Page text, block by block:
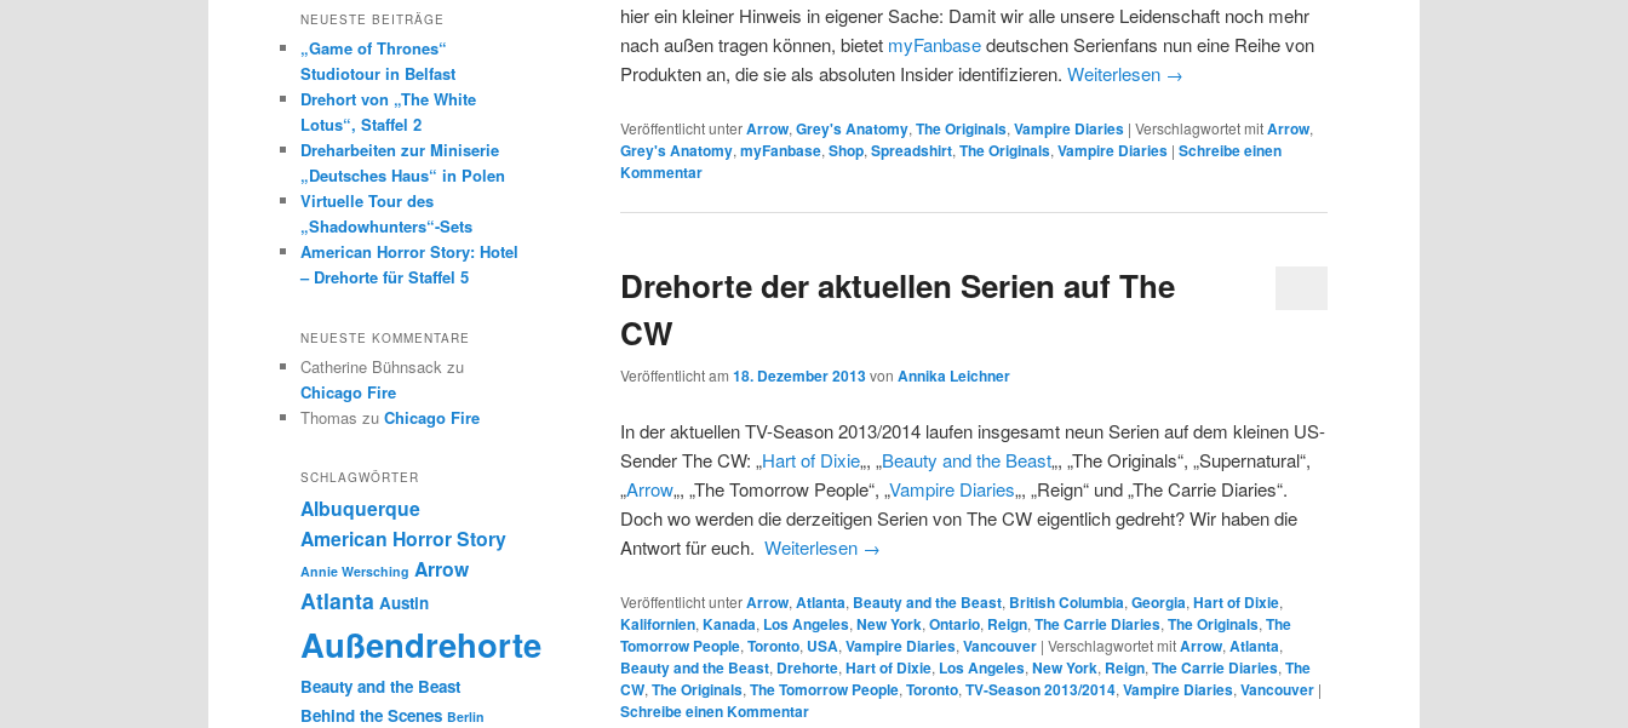
hier ein kleiner Hinweis in eigener Sache: Damit wir alle unsere Leidenschaft noch mehr
nach außen tragen können, bietet myFanbasedeutschen Serienfans nun eine Reihe von
Produkten an, die sie als absoluten Insider identifizieren. Weiterlesen →
Veröffentlicht unterArrow, Grey's Anatomy, The Originals, Vampire Diaries | Verschlagwortet mitArrow,
Grey's Anatomy, myFanbase, Shop, Spreadshirt, The Originals, Vampire Diaries | Schreibe einen
Kommentar
Drehorte der aktuellen Serien auf The
CW
Veröffentlicht am 18. Dezember 2013von Annika Leichner
In der aktuellen TV-Season 2013/2014 laufen insgesamt neun Serien auf dem kleinen US-
Sender The CW: „Hart of Dixie„, „Beauty and the Beast„, „The Originals“, „Supernatural“,
„Arrow„, „The Tomorrow People“, „Vampire Diaries„, „Reign“ und „The Carrie Diaries“.
Doch wo werden die derzeitigen Serien von The CW eigentlich gedreht? Wir haben die
Antwort für euch. Weiterlesen →
Veröffentlicht unterArrow, Atlanta, Beauty and the Beast, British Columbia, Georgia, Hart of Dixie,
Kalifornien, Kanada, Los Angeles, New York, Ontario, Reign, The Carrie Diaries, The Originals, The
Tomorrow People, Toronto, USA, Vampire Diaries, Vancouver | Verschlagwortet mitArrow, Atlanta,
Beauty and the Beast, Drehorte, Hart of Dixie, Los Angeles, New York, Reign, The Carrie Diaries, The
CW, The Originals, The Tomorrow People, Toronto, TV-Season 2013/2014, Vampire Diaries, Vancouver |
Schreibe einen Kommentar
NEUESTE BEITRÄGE
„Game of Thrones“
Studiotour in Belfast
Drehort von „The White
Lotus“, Staffel 2
Dreharbeiten zur Miniserie
„Deutsches Haus“ in Polen
Virtuelle Tour des
„Shadowhunters“-Sets
American Horror Story: Hotel
– Drehorte für Staffel 5
NEUESTE KOMMENTARE
Catherine Bühnsack zu
Chicago Fire
Thomas zu Chicago Fire
SCHLAGWÖRTER
Albuquerque
American Horror Story
Annie Wersching Arrow
Atlanta Austin
Außendrehorte
Beauty and the Beast
Behind the Scenes Berlin